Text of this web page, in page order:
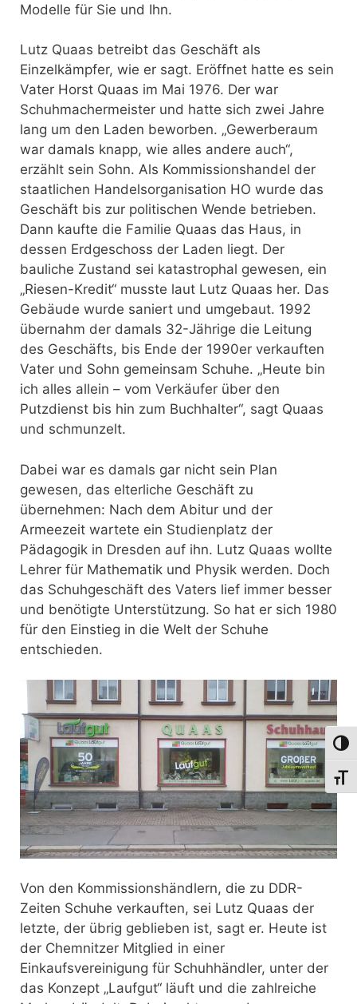
Modelle für Sie und Ihn.
Lutz Quaas betreibt das Geschäft als
Einzelkämpfer, wie er sagt. Eröffnet hatte es sein
Vater Horst Quaas im Mai 1976. Der war
Schuhmachermeister und hatte sich zwei Jahre
lang um den Laden beworben. „Gewerberaum
war damals knapp, wie alles andere auch“,
erzählt sein Sohn. Als Kommissionshandel der
staatlichen Handelsorganisation HO wurde das
Geschäft bis zur politischen Wende betrieben.
Dann kaufte die Familie Quaas das Haus, in
dessen Erdgeschoss der Laden liegt. Der
bauliche Zustand sei katastrophal gewesen, ein
„Riesen-Kredit“ musste laut Lutz Quaas her. Das
Gebäude wurde saniert und umgebaut. 1992
übernahm der damals 32-Jährige die Leitung
des Geschäfts, bis Ende der 1990er verkauften
Vater und Sohn gemeinsam Schuhe. „Heute bin
ich alles allein – vom Verkäufer über den
Putzdienst bis hin zum Buchhalter“, sagt Quaas
und schmunzelt.
Dabei war es damals gar nicht sein Plan
gewesen, das elterliche Geschäft zu
übernehmen: Nach dem Abitur und der
Armeezeit wartete ein Studienplatz der
Pädagogik in Dresden auf ihn. Lutz Quaas wollte
Lehrer für Mathematik und Physik werden. Doch
das Schuhgeschäft des Vaters lief immer besser
und benötigte Unterstützung. So hat er sich 1980
für den Einstieg in die Welt der Schuhe
entschieden.
Von den Kommissionshändlern, die zu DDR-
Zeiten Schuhe verkauften, sei Lutz Quaas der
letzte, der übrig geblieben ist, sagt er. Heute ist
der Chemnitzer Mitglied in einer
Einkaufsvereinigung für Schuhhändler, unter der
das Konzept „Laufgut“ läuft und die zahlreiche